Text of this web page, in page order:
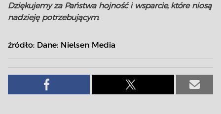
Dziękujemy za Państwa hojność i wsparcie, które niosą
nadzieję potrzebującym.
źródło: Dane: Nielsen Media